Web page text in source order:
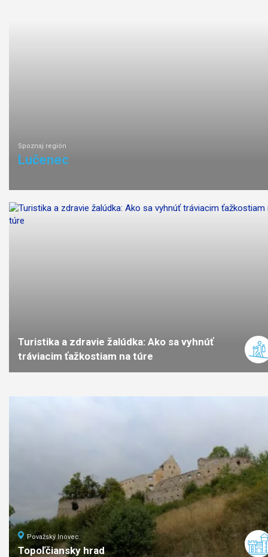
Spoznaj región
Lučenec
Turistika a zdravie žalúdka: Ako sa vyhnúť
tráviacim ťažkostiam na túre
Považský Inovec
Topoľčiansky hrad